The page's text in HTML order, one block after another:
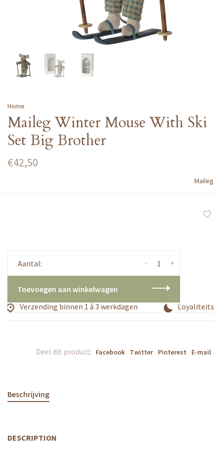
Home
Maileg Winter Mouse With Ski
Set Big Brother
€42,50
Maileg
Aantal: +
-
Toevoegen aan winkelwagen
Verzending binnen 1 à 3 werkdagen
Deel dit product: Facebook Twitter Pinterest E-mail
Beschrijving
DESCRIPTION